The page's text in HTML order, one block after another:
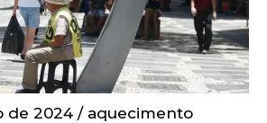
de 2024 / aquecimento